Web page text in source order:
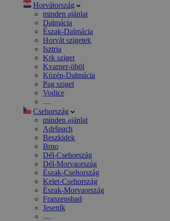
Horvátország
minden ajánlat
Dalmácia
Észak-Dalmácia
Horvát szigetek
Isztria
Krk sziget
Kvarner-öböl
Közép-Dalmácia
Pag sziget
Vodice
…
Csehország
minden ajánlat
Adršpach
Beszkidek
Brno
Dél-Csehország
Dél-Morvaország
Észak-Csehország
Kelet-Csehország
Észak-Morvaország
Franzensbad
Jeseník
…